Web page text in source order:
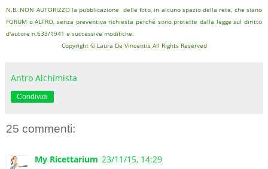
N.B. NON AUTORIZZO la pubblicazione delle foto, in alcuno spazio della rete, che siano
FORUM o ALTRO, senza preventiva richiesta perché sono protette dalla legge sul diritto
d'autore n.633/1941 e successive modifiche.
Copyright © Laura De Vincentis All Rights Reserved
Antro Alchimista
Condividi
25 commenti:
My Ricettarium 23/11/15, 14:29